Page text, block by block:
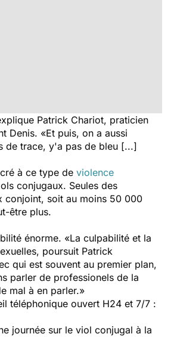
Patrick Chariot, praticien
Denis. «Et puis, on a aussi
de trace, y'a pas de bleu [...]
à ce type de violence
conjugaux. Seules des
conjoint, soit au moins 50 000
être plus.
énorme. «La culpabilité et la
poursuit Patrick
qui est souvent au premier plan,
parler de professionels de la
mal à en parler.»
téléphonique ouvert H24 et 7/7 :
journée sur le viol conjugal à la